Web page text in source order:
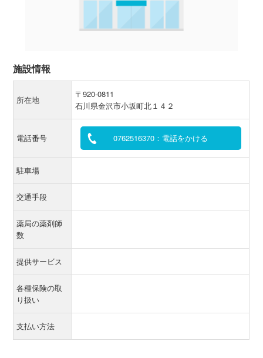
施設情報
所在地
〒920-0811
石川県金沢市小坂町北１４２
電話番号 0762516370：電話をかける
駐車場
交通手段
薬局の薬剤師
数
提供サービス
各種保険の取
り扱い
支払い方法